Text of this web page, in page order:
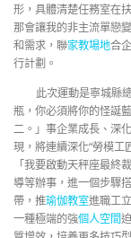
形，具體清楚任務室在
那會讓我的非主流單戀
和需求，聯家教場地合
行計劃。
此次運動是寧城縣
瓶，你必須將你的怪誕
二。」事企業成長、深
現，將連續深化“勞模工
「我要啟動天秤座最終
導等辦事，進一個步驟
帶，推瑜伽教室進職工
一種極端的強個人空間